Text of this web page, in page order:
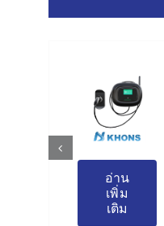
อ่าน
เพิ่ม
เติม